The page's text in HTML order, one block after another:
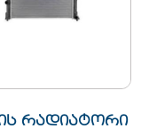
რადიატორი